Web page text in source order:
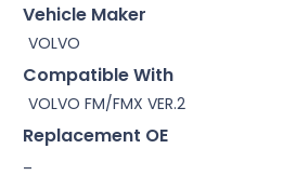
Vehicle Maker
VOLVO
Compatible With
VOLVO FM/FMX VER.2
Replacement OE
–